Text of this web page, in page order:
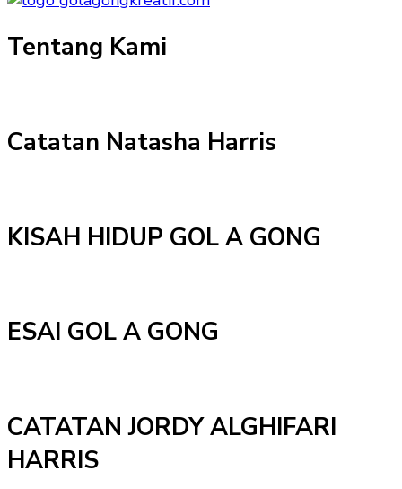
Tentang Kami
Catatan Natasha Harris
KISAH HIDUP GOL A GONG
ESAI GOL A GONG
CATATAN JORDY ALGHIFARI
HARRIS